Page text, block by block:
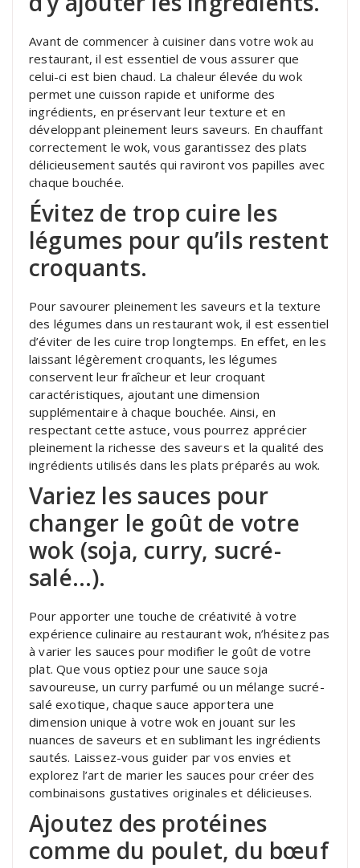
Avant de commencer à cuisiner dans votre wok au
restaurant, il est essentiel de vous assurer que
celui-ci est bien chaud. La chaleur élevée du wok
permet une cuisson rapide et uniforme des
ingrédients, en préservant leur texture et en
développant pleinement leurs saveurs. En chauffant
correctement le wok, vous garantissez des plats
délicieusement sautés qui raviront vos papilles avec
chaque bouchée.
Évitez de trop cuire les
légumes pour qu’ils restent
croquants.
Pour savourer pleinement les saveurs et la texture
des légumes dans un restaurant wok, il est essentiel
d’éviter de les cuire trop longtemps. En effet, en les
laissant légèrement croquants, les légumes
conservent leur fraîcheur et leur croquant
caractéristiques, ajoutant une dimension
supplémentaire à chaque bouchée. Ainsi, en
respectant cette astuce, vous pourrez apprécier
pleinement la richesse des saveurs et la qualité des
ingrédients utilisés dans les plats préparés au wok.
Variez les sauces pour
changer le goût de votre
wok (soja, curry, sucré-
salé…).
Pour apporter une touche de créativité à votre
expérience culinaire au restaurant wok, n’hésitez pas
à varier les sauces pour modifier le goût de votre
plat. Que vous optiez pour une sauce soja
savoureuse, un curry parfumé ou un mélange sucré-
salé exotique, chaque sauce apportera une
dimension unique à votre wok en jouant sur les
nuances de saveurs et en sublimant les ingrédients
sautés. Laissez-vous guider par vos envies et
explorez l’art de marier les sauces pour créer des
combinaisons gustatives originales et délicieuses.
Ajoutez des protéines
comme du poulet, du bœuf